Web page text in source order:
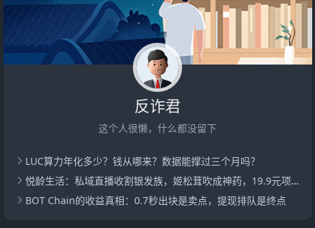
反诈君
这个人很懒，什么都没留下
LUC算力年化多少？钱从哪来？数据能撑过三个月吗？
悦龄生活：私域直播收割银发族，姬松茸吹成神药，19.9元项链敢称真玉
BOT Chain的收益真相：0.7秒出块是卖点，提现排队是终点